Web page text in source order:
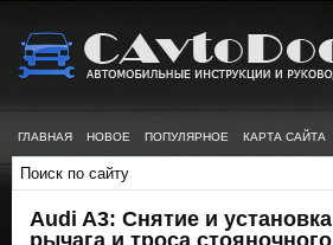
ГЛАВНАЯ НОВОЕ ПОПУЛЯРНОЕ КАРТА САЙТА
Audi A3: Снятие и установка
рычага и троса стояночного